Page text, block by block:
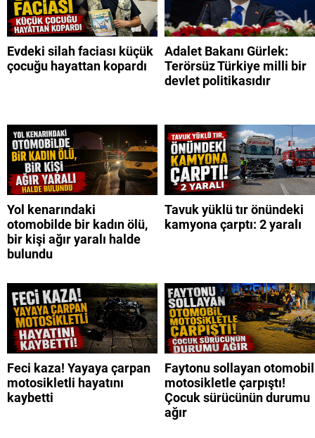
Evdeki silah faciası küçük
çocuğu hayattan kopardı
Adalet Bakanı Gürlek:
Terörsüz Türkiye milli bir
devlet politikasıdır
Yol kenarındaki
otomobilde bir kadın ölü,
bir kişi ağır yaralı halde
bulundu
Tavuk yüklü tır önündeki
kamyona çarptı: 2 yaralı
Feci kaza! Yayaya çarpan
motosikletli hayatını
kaybetti
Faytonu sollayan otomobil
motosikletle çarpıştı!
Çocuk sürücünün durumu
ağır